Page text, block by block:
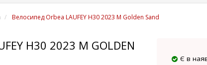
Велосипед Orbea LAUFEY H30 2023 M Golden Sand
H30 2023 M GOLDEN
Є в